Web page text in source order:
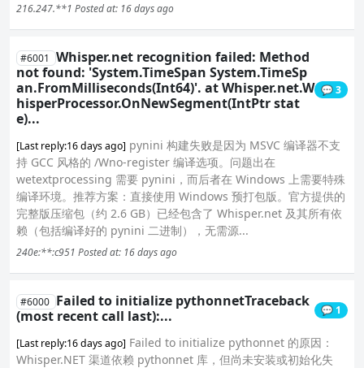
216.247.**1 Posted at: 16 days ago
#6001 Whisper.net recognition failed: Method
not found: 'System.TimeSpan System.TimeSp
an.FromMilliseconds(Int64)'. at Whisper.net.W
hisperProcessor.OnNewSegment(IntPtr stat
e)...
💬 3
[Last reply:16 days ago] pynini 构建失败是因为 MSVC 编译器不支
持 GCC 风格的 /Wno-register 编译选项。问题出在
wetextprocessing 需要 pynini，而后者在 Windows 上需要特殊
编译环境。推荐方案：直接使用 Windows 预打包版。官方提供的
完整版压缩包（约 2.6 GB）已经包含了 Whisper.net 及其所有依
赖（包括编译好的 pynini 二进制），无需源...
240e:**:c951 Posted at: 16 days ago
#6000 Failed to initialize pythonnetTraceback
(most recent call last):...
💬 1
[Last reply:16 days ago] Failed to initialize pythonnet 的原因：
Whisper.NET 渠道依赖 pythonnet 库，但尚未安装或初始化失